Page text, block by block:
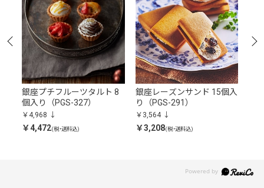
銀座プチフルーツタルト 8
個入り（PGS-327）
￥4,968
￥4,472(税・送料込)
銀座レーズンサンド 15個入
り（PGS-291）
￥3,564
￥3,208(税・送料込)